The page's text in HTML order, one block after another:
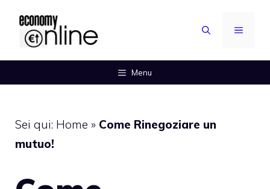
contenuto
MENU
Menu
Sei qui: Home » Come Rinegoziare un
mutuo!